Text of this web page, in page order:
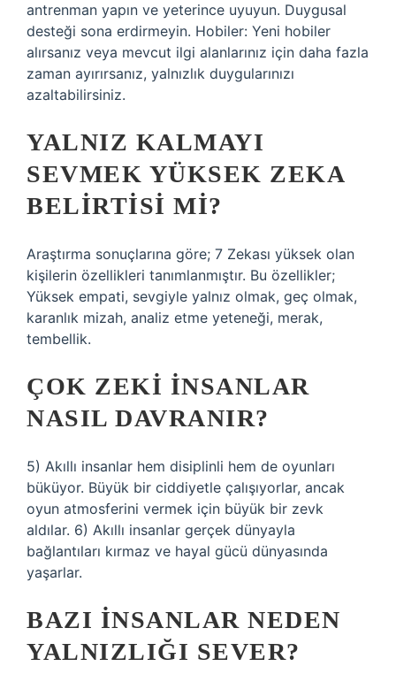
antrenman yapın ve yeterince uyuyun. Duygusal
desteği sona erdirmeyin. Hobiler: Yeni hobiler
alırsanız veya mevcut ilgi alanlarınız için daha fazla
zaman ayırırsanız, yalnızlık duygularınızı
azaltabilirsiniz.
YALNIZ KALMAYI
SEVMEK YÜKSEK ZEKA
BELIRTISI MI?
Araştırma sonuçlarına göre; 7 Zekası yüksek olan
kişilerin özellikleri tanımlanmıştır. Bu özellikler;
Yüksek empati, sevgiyle yalnız olmak, geç olmak,
karanlık mizah, analiz etme yeteneği, merak,
tembellik.
ÇOK ZEKI INSANLAR
NASIL DAVRANIR?
5) Akıllı insanlar hem disiplinli hem de oyunları
büküyor. Büyük bir ciddiyetle çalışıyorlar, ancak
oyun atmosferini vermek için büyük bir zevk
aldılar. 6) Akıllı insanlar gerçek dünyayla
bağlantıları kırmaz ve hayal gücü dünyasında
yaşarlar.
BAZI INSANLAR NEDEN
YALNIZLIĞI SEVER?